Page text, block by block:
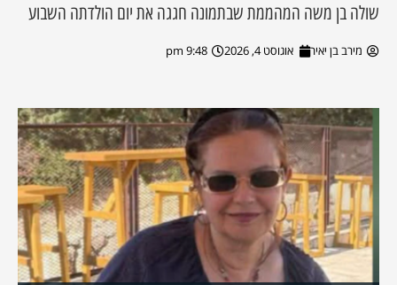
שולה בן משה המהממת שבתמונה חגגה את יום הולדתה השבוע
מירב בן יאיר אוגוסט 4, 2026 9:48 pm